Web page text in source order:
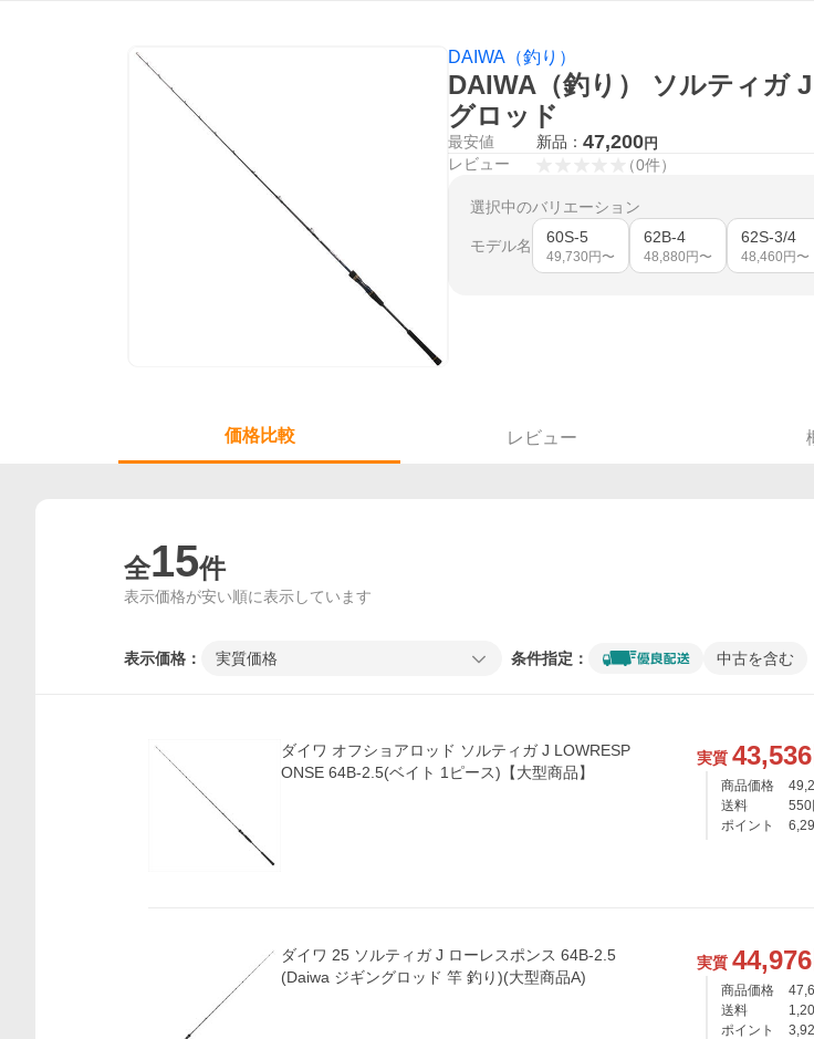
DAIWA（釣り）
DAIWA（釣り） ソルティガ
グロッド
最安値 新品： 47,200円
レビュー （0件）
選択中のバリエーション
モデル名 60S-5
49,730 円〜
62B-4
48,880 円〜
62S-3/4
48,460 円〜
価格比較 レビュー
全15件
表示価格が安い順に表示しています
表示価格： 実質価格 条件指定： 中古を含む
ダイワ オフショアロッド ソルティガ J LOWRESP
ONSE 64B-2.5(ベイト 1ピース)【大型商品】
実質 43,536
商品価格
送料
550
ポイント
ダイワ 25 ソルティガ J ローレスポンス 64B-2.5
(Daiwa ジギングロッド 竿 釣り)(大型商品A)
実質 44,976
商品価格
送料
ポイント